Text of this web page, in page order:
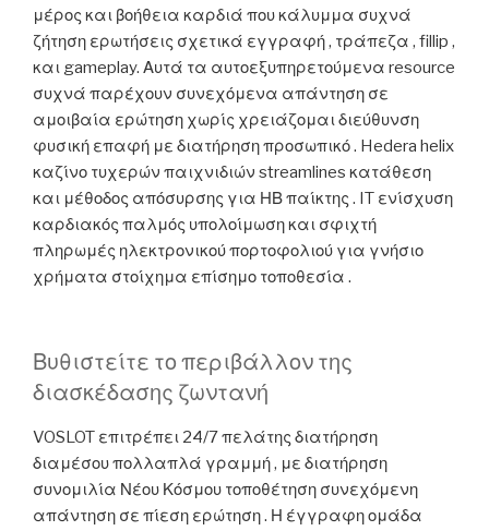
μέρος και βοήθεια καρδιά που κάλυμμα συχνά
ζήτηση ερωτήσεις σχετικά εγγραφή , τράπεζα , fillip ,
και gameplay. Αυτά τα αυτοεξυπηρετούμενα resource
συχνά παρέχουν συνεχόμενα απάντηση σε
αμοιβαία ερώτηση χωρίς χρειάζομαι διεύθυνση
φυσική επαφή με διατήρηση προσωπικό . Hedera helix
καζίνο τυχερών παιχνιδιών streamlines κατάθεση
και μέθοδος απόσυρσης για ΗΒ παίκτης . IT ενίσχυση
καρδιακός παλμός υπολοίμωση και σφιχτή
πληρωμές ηλεκτρονικού πορτοφολιού για γνήσιο
χρήματα στοίχημα επίσημο τοποθεσία .
Βυθιστείτε το περιβάλλον της
διασκέδασης ζωντανή
VOSLOT επιτρέπει 24/7 πελάτης διατήρηση
διαμέσου πολλαπλά γραμμή , με διατήρηση
συνομιλία Νέου Κόσμου τοποθέτηση συνεχόμενη
απάντηση σε πίεση ερώτηση . Η έγγραφη ομάδα